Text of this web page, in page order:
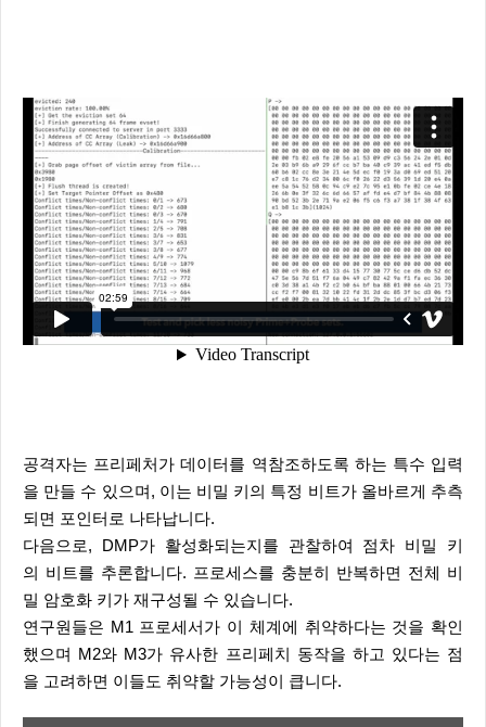
공격자는 프리페처가 데이터를 역참조하도록 하는 특수 입력
을 만들 수 있으며, 이는 비밀 키의 특정 비트가 올바르게 추측
되면 포인터로 나타납니다.
다음으로, DMP가 활성화되는지를 관찰하여 점차 비밀 키
의 비트를 추론합니다. 프로세스를 충분히 반복하면 전체 비
밀 암호화 키가 재구성될 수 있습니다.
연구원들은 M1 프로세서가 이 체계에 취약하다는 것을 확인
했으며 M2와 M3가 유사한 프리페치 동작을 하고 있다는 점
을 고려하면 이들도 취약할 가능성이 큽니다.